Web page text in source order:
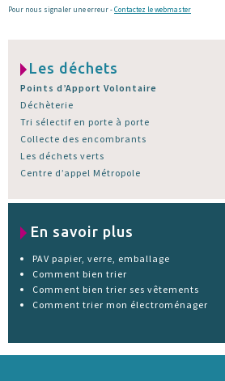
Pour nous signaler une erreur -Contactez le webmaster
Les déchets
Points d’Apport Volontaire
Déchèterie
Tri sélectif en porte à porte
Collecte des encombrants
Les déchets verts
Centre d’appel Métropole
En savoir plus
PAV papier, verre, emballage
Comment bien trier
Comment bien trier ses vêtements
Comment trier mon électroménager